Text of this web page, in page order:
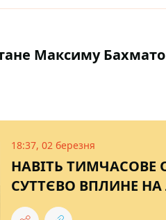
Максиму
18:37, 02 березня
НАВІТЬ
СУТТЄВО ВПЛИНЕ НА